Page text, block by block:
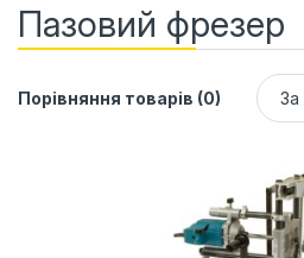
Пазовий фрезер
Порівняння товарів (0)